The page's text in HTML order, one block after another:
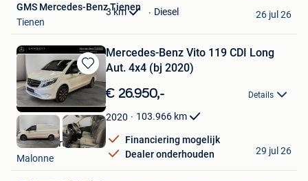
Favorieten
3 km Diesel
GMS Mercedes-Benz Tienen
Tienen
26 jul 26
Bewaren
in
Favorieten
Mercedes-Benz Vito 119 CDI Long
Aut. 4x4 (bj 2020)
€ 26.950,- Details
2020 103.966 km
Financiering mogelijk
Dealer onderhouden
G. Lambert & Co SA
Malonne
29 jul 26